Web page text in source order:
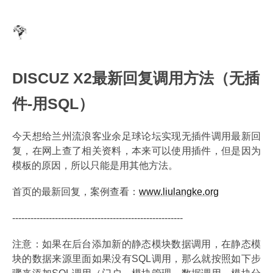
DISCUZ X2最新回复调用方法（无插
件-用SQL）
今天想给兰州流浪客业余足球论坛实现无插件调用最新回
复，在网上查了相关资料，本来可以使用插件，但是因为
模板的原因，所以只能是用其他方法。
首页的最新回复，案例查看： www.liulangke.org
--------------------------------------------------------
注意：如果在后台添加新的静态模块数据调用，在静态模
块的数据来源里面如果没有SQL调用，那么就按照如下步